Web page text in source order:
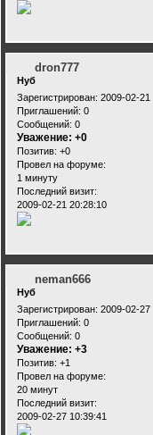
dron777
Нуб
Зарегистрирован: 2009-02-21
Приглашений: 0
Сообщений: 0
Уважение: +0
Позитив: +0
Провел на форуме:
1 минуту
Последний визит:
2009-02-21 20:28:10
neman666
Нуб
Зарегистрирован: 2009-02-27
Приглашений: 0
Сообщений: 0
Уважение: +3
Позитив: +1
Провел на форуме:
20 минут
Последний визит:
2009-02-27 10:39:41